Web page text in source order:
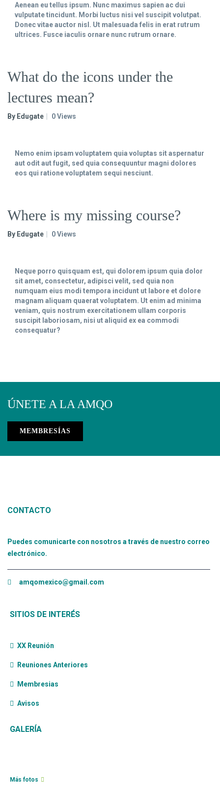
Aenean eu tellus ipsum. Nunc maximus sapien ac dui
vulputate tincidunt. Morbi luctus nisi vel suscipit volutpat.
Donec vitae auctor nisl. Ut malesuada felis in erat rutrum
ultrices. Fusce iaculis ornare nunc rutrum ornare.
What do the icons under the
lectures mean?
By Edugate 0 Views
Nemo enim ipsam voluptatem quia voluptas sit aspernatur
aut odit aut fugit, sed quia consequuntur magni dolores
eos qui ratione voluptatem sequi nesciunt.
Where is my missing course?
By Edugate 0 Views
Neque porro quisquam est, qui dolorem ipsum quia dolor
sit amet, consectetur, adipisci velit, sed quia non
numquam eius modi tempora incidunt ut labore et dolore
magnam aliquam quaerat voluptatem. Ut enim ad minima
veniam, quis nostrum exercitationem ullam corporis
suscipit laboriosam, nisi ut aliquid ex ea commodi
consequatur?
ÚNETE A LA AMQO
MEMBRESÍAS
CONTACTO
Puedes comunicarte con nosotros a través de nuestro correo
electrónico.
amqomexico@gmail.com
SITIOS DE INTERÉS
XX Reunión
Reuniones Anteriores
Membresias
Avisos
GALERÍA
Más fotos